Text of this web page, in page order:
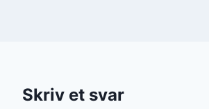
Skriv et svar